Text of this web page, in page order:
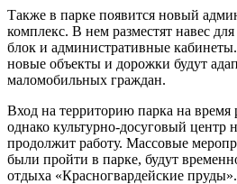
Также в парке появится новый
комплекс. В нем разместят навес
блок и административные
новые объекты и дорожки будут
маломобильных граждан.
Вход на территорию парка на время
однако культурно-досуговый центр
продолжит работу. Массовые
были пройти в парке, будут
отдыха «Красногвардейские пруды».